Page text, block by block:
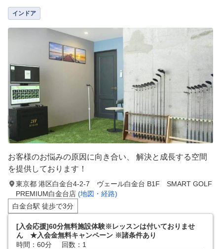
インドア
お客様のお悩みの原因に向き合い、 解決と成長する空間
を提供しております！
東京都 港区白金台4-2-7 ヴェール白金台 B1F SMART GOLF
PREMIUM白金台店 (地図・経路)
白金台駅 徒歩で3分
[入会応援]60分無料施設体験※レッスンは付いておりませ
ん ★入会金無料キャンペーン ※諸条件あり
時間：60分
回数：1